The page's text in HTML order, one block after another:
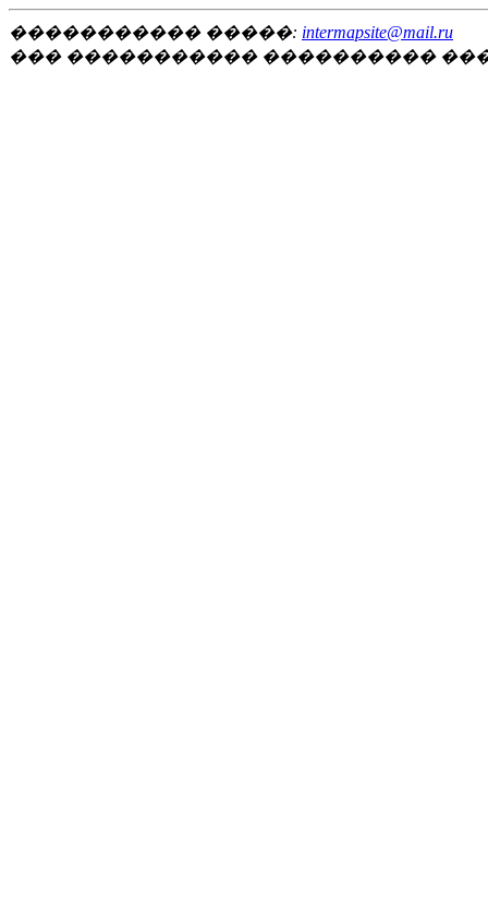
����������� �����: intermapsite@mail.ru
��� ����������� ����������